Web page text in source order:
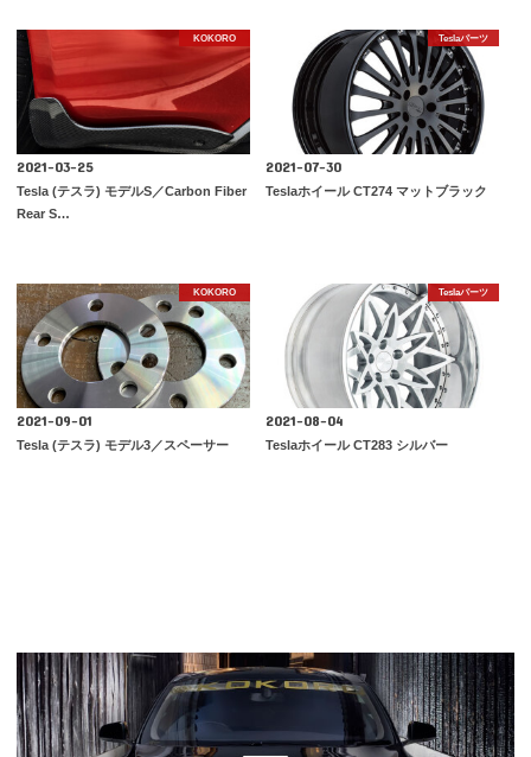
KOKORO
2021-03-25
Tesla (テスラ) モデルS／Carbon Fiber
Rear S…
Teslaパーツ
2021-07-30
Teslaホイール CT274 マットブラック
KOKORO
2021-09-01
Tesla (テスラ) モデル3／スペーサー
Teslaパーツ
2021-08-04
Teslaホイール CT283 シルバー